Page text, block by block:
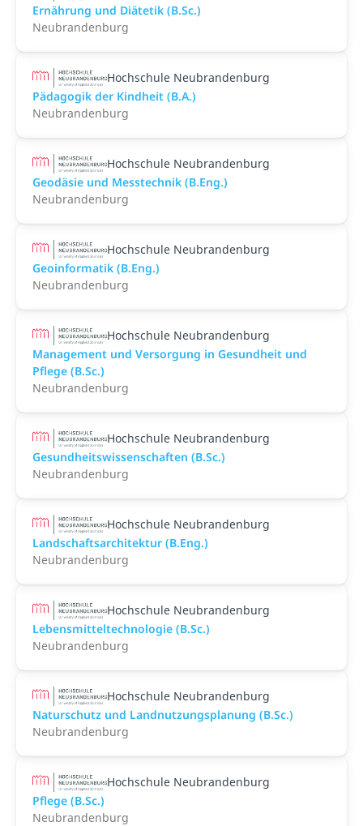
Ernährung und Diätetik (B.Sc.)
Neubrandenburg
Hochschule Neubrandenburg
Pädagogik der Kindheit (B.A.)
Neubrandenburg
Hochschule Neubrandenburg
Geodäsie und Messtechnik (B.Eng.)
Neubrandenburg
Hochschule Neubrandenburg
Geoinformatik (B.Eng.)
Neubrandenburg
Hochschule Neubrandenburg
Management und Versorgung in Gesundheit und
Pflege (B.Sc.)
Neubrandenburg
Hochschule Neubrandenburg
Gesundheitswissenschaften (B.Sc.)
Neubrandenburg
Hochschule Neubrandenburg
Landschaftsarchitektur (B.Eng.)
Neubrandenburg
Hochschule Neubrandenburg
Lebensmitteltechnologie (B.Sc.)
Neubrandenburg
Hochschule Neubrandenburg
Naturschutz und Landnutzungsplanung (B.Sc.)
Neubrandenburg
Hochschule Neubrandenburg
Pflege (B.Sc.)
Neubrandenburg